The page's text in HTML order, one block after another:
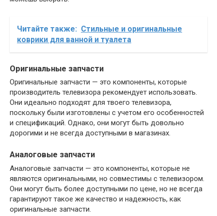
Читайте также: Стильные и оригинальные
коврики для ванной и туалета
Оригинальные запчасти
Оригинальные запчасти — это компоненты, которые
производитель телевизора рекомендует использовать.
Они идеально подходят для твоего телевизора,
поскольку были изготовлены с учетом его особенностей
и спецификаций. Однако, они могут быть довольно
дорогими и не всегда доступными в магазинах.
Аналоговые запчасти
Аналоговые запчасти — это компоненты, которые не
являются оригинальными, но совместимы с телевизором.
Они могут быть более доступными по цене, но не всегда
гарантируют такое же качество и надежность, как
оригинальные запчасти.